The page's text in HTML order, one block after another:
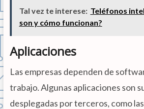
Tal vez te interese: Teléfonos
son y cómo funcionan?
Aplicaciones
Las empresas dependen de
trabajo. Algunas aplicaciones son
desplegadas por terceros, como